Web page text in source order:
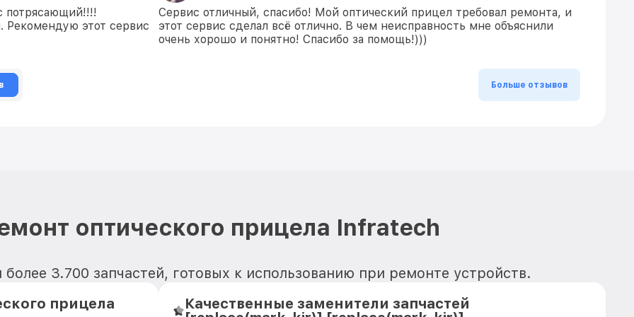
потрясающий!!!!
Рекомендую этот сервис
Сервис отличный, спасибо! Мой оптический прицел требовал ремонта, и
этот сервис сделал всё отлично. В чем неисправность мне объяснили
очень хорошо и понятно! Спасибо за помощь!)))
Больше отзывов
оптического прицела Infratech
3.700 запчастей, готовых к использованию при ремонте устройств.
прицела
Качественные заменители запчастей